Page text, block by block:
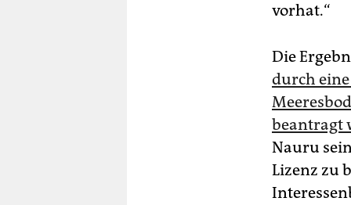
vorhat.“
Die
durch
beantragt
Nauru
Lizenz zu